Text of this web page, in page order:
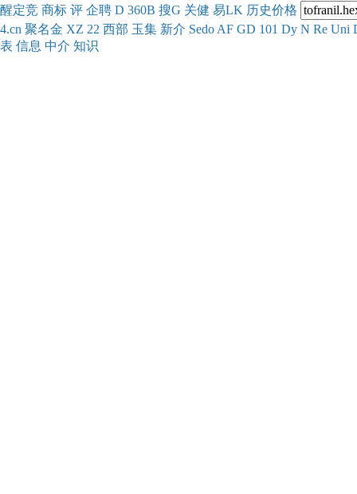
醒定竞 商标 评 企聘 D 360B 搜G 关健 易LK 历史价格
4.cn 聚名金 XZ 22 西部 玉集 新介 Sedo AF GD 101 Dy N Re Uni
表 信息 中介 知识